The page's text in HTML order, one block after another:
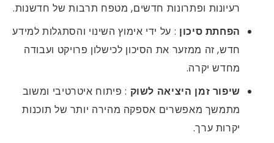
רעיונות ופתרונות חדשים, מטפח תרבות של חדשנות.
הפחתת סיכון : על ידי אימוץ השינוי והסתגלות למידע
חדש, זה ממזער את הסיכון לכישלון פרויקט ועבודה
מחדש יקרה.
שיפור זמן היציאה לשוק : פיתוח איטרטיבי ומשוב
מתמשך מאפשרים אספקה ​​מהירה יותר של תוכנות
יקרות ערך.